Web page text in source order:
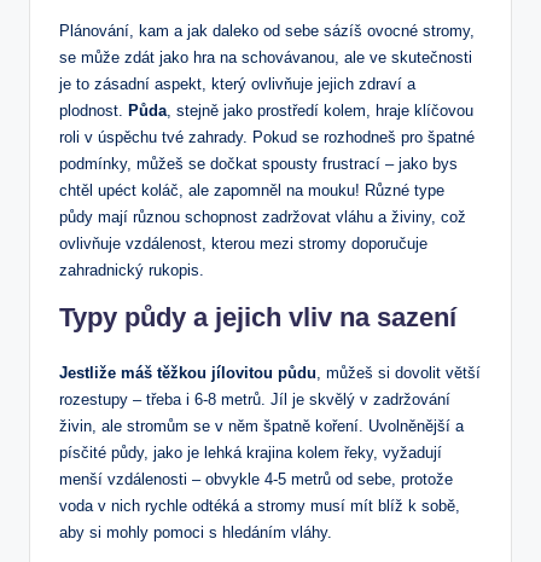
Plánování, kam a jak daleko od sebe sázíš ovocné stromy,
se může zdát jako hra na schovávanou, ale ve skutečnosti
je to zásadní aspekt, který ovlivňuje jejich zdraví a
plodnost.
Půda , stejně jako prostředí kolem, hraje klíčovou
roli v úspěchu tvé zahrady. Pokud se rozhodneš pro špatné
podmínky, můžeš se dočkat spousty frustrací – jako bys
chtěl upéct koláč, ale zapomněl na mouku! Různé type
půdy mají různou schopnost zadržovat vláhu a živiny, což
ovlivňuje vzdálenost, kterou mezi stromy doporučuje
zahradnický rukopis.
Typy půdy a jejich vliv na sazení
Jestliže máš těžkou jílovitou půdu , můžeš si dovolit větší
rozestupy – třeba i 6-8 metrů. Jíl je skvělý v zadržování
živin, ale stromům se v něm špatně koření. Uvolněnější a
písčité půdy, jako je lehká krajina kolem řeky, vyžadují
menší vzdálenosti – obvykle 4-5 metrů od sebe, protože
voda v nich rychle odtéká a stromy musí mít blíž k sobě,
aby si mohly pomoci s hledáním vláhy.